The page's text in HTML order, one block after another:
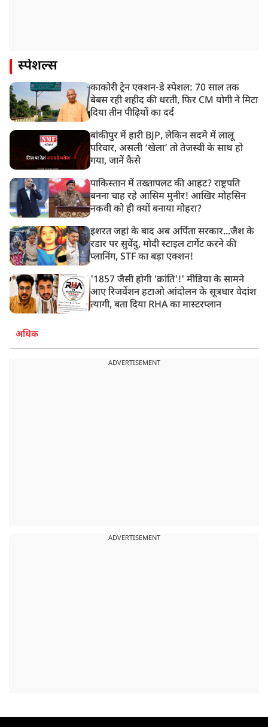
स्पेशल्स
काकोरी ट्रेन एक्शन-डे स्पेशल: 70 साल तक
बेबस रही शहीद की धरती, फिर CM योगी ने मिटा
दिया तीन पीढ़ियों का दर्द
बांकीपुर में हारी BJP, लेकिन सदमे में लालू
परिवार, असली ‘खेला’ तो तेजस्वी के साथ हो
गया, जानें कैसे
पाकिस्तान में तख्तापलट की आहट? राष्ट्रपति
बनना चाह रहे आसिम मुनीर! आखिर मोहसिन
नकवी को ही क्यों बनाया मोहरा?
इशरत जहां के बाद अब अर्पिता सरकार...जैश के
रडार पर सुवेंदु, मोदी स्टाइल टार्गेट करने की
प्लानिंग, STF का बड़ा एक्शन!
'1857 जैसी होगी 'क्रांति'!' मीडिया के सामने
आए रिजर्वेशन हटाओ आंदोलन के सूत्रधार वेदांश
त्यागी, बता दिया RHA का मास्टरप्लान
अधिक
ADVERTISEMENT
ADVERTISEMENT